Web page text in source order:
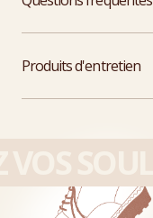
Produits d'entretien